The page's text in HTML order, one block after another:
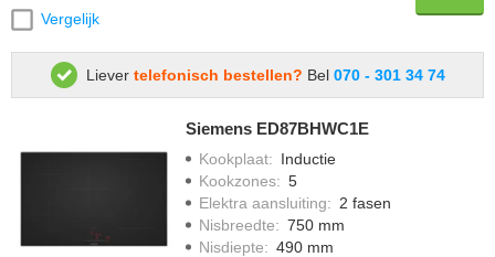
Vergelijk
Liever telefonisch bestellen? Bel 070 - 301 34 74
Siemens ED87BHWC1E
Kookplaat: Inductie
Kookzones: 5
Elektra aansluiting: 2 fasen
Nisbreedte: 750 mm
Nisdiepte: 490 mm